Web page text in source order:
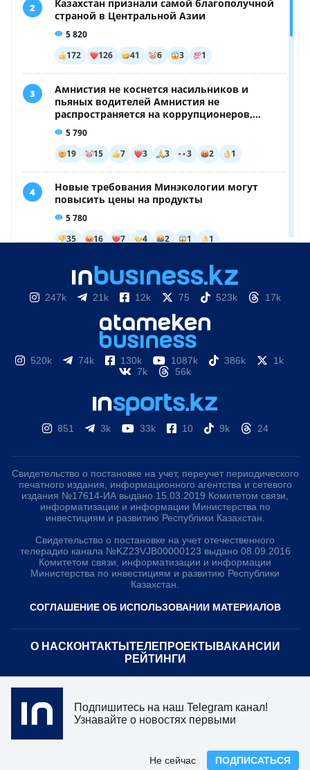
247k 21k 12k 75 523k 17k
520k 74k 130k 1087k 386k
1k
7k
56k
851 3k 33k 10 9k 24
Свидетельство о постановке на учет, переучет периодического
печатного издания, информационного агентства и сетевого
издания №17614-ИА выдано 15.03.2019 Комитетом связи,
информатизации и информации Министерства по
инвестициям и развитию Республики Казахстан.
Свидетельство о постановке на учет отечественного
телерадио канала №KZ23VJB00000123 выдано 08.09.2016
Комитетом связи, информатизации и информации
Министерства по инвестициям и развитию Республики
Казахстан.
СОГЛАШЕНИЕ ОБ ИСПОЛЬЗОВАНИИ МАТЕРИАЛОВ
О НАС КОНТАКТЫ ТЕЛЕПРОЕКТЫ ВАКАНСИИ
РЕЙТИНГИ
ПОЛИТИКА КОНФИДЕНЦИАЛЬНОСТИ
Подпишитесь на наш Telegram канал!
Узнавайте о новостях первыми
ПОДПИСАТЬСЯ
Не сейчас